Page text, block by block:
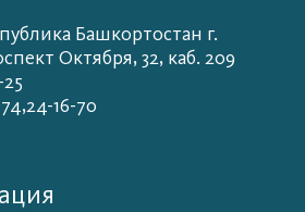
Башкортостан г.
Октября, 32, каб. 209
16-70